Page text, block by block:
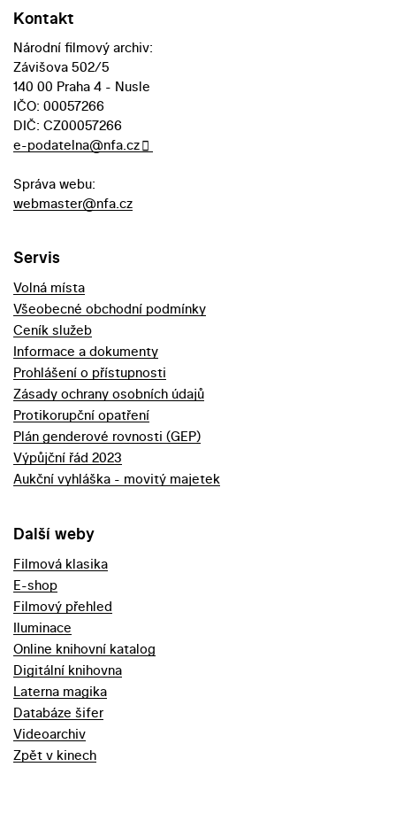
Kontakt
Národní filmový archiv:
Závišova 502/5
140 00 Praha 4 - Nusle
IČO: 00057266
DIČ: CZ00057266
e-podatelna@nfa.cz
Správa webu:
webmaster@nfa.cz
Servis
Volná místa
Všeobecné obchodní podmínky
Ceník služeb
Informace a dokumenty
Prohlášení o přístupnosti
Zásady ochrany osobních údajů
Protikorupční opatření
Plán genderové rovnosti (GEP)
Výpůjční řád 2023
Aukční vyhláška - movitý majetek
Další weby
Filmová klasika
E-shop
Filmový přehled
Iluminace
Online knihovní katalog
Digitální knihovna
Laterna magika
Databáze šifer
Videoarchiv
Zpět v kinech